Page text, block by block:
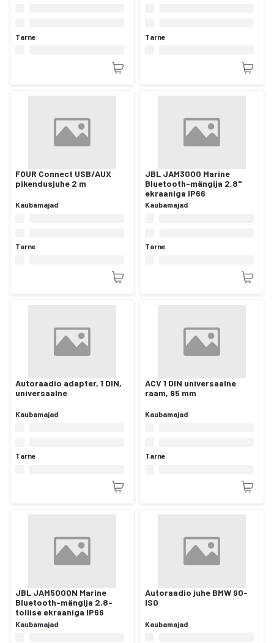
Tarne Tarne
FOUR Connect USB/AUX
pikendusjuhe 2 m
Kaubamajad
Tarne
JBL JAM3000 Marine
Bluetooth-mängija 2,8"
ekraaniga IP66
Kaubamajad
Tarne
Autoraadio adapter, 1 DIN,
universaalne
Kaubamajad
Tarne
ACV 1 DIN universaalne
raam, 95 mm
Kaubamajad
Tarne
JBL JAM5000N Marine
Bluetooth-mängija 2,8-
tollise ekraaniga IP66
Kaubamajad
Autoraadio juhe BMW 90-
ISO
Kaubamajad